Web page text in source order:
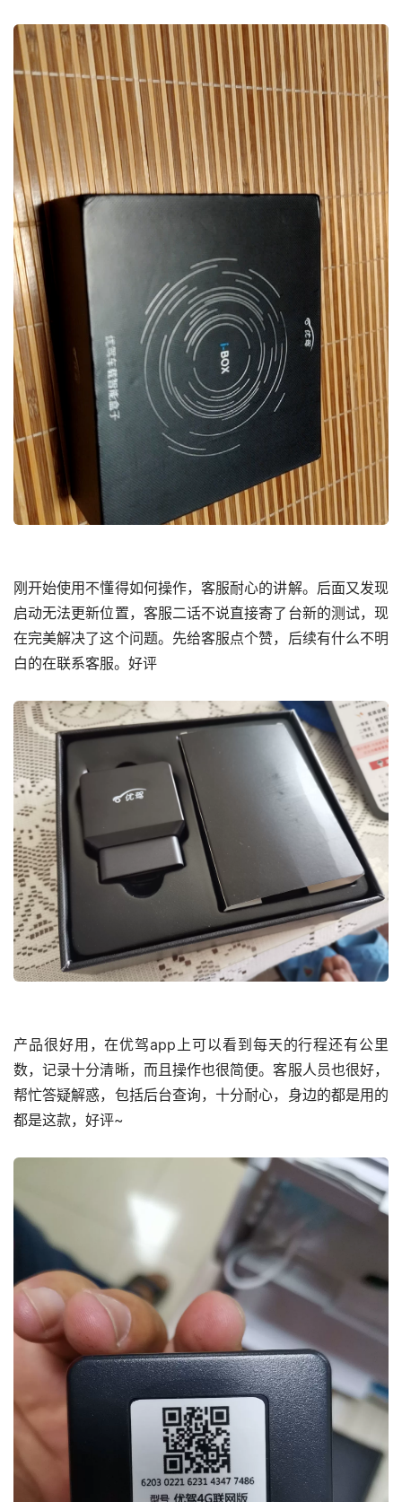
刚开始使用不懂得如何操作，客服耐心的讲解。后面又发现
启动无法更新位置，客服二话不说直接寄了台新的测试，现
在完美解决了这个问题。先给客服点个赞，后续有什么不明
白的在联系客服。好评
产品很好用，在优驾app上可以看到每天的行程还有公里
数，记录十分清晰，而且操作也很简便。客服人员也很好，
帮忙答疑解惑，包括后台查询，十分耐心，身边的都是用的
都是这款，好评~